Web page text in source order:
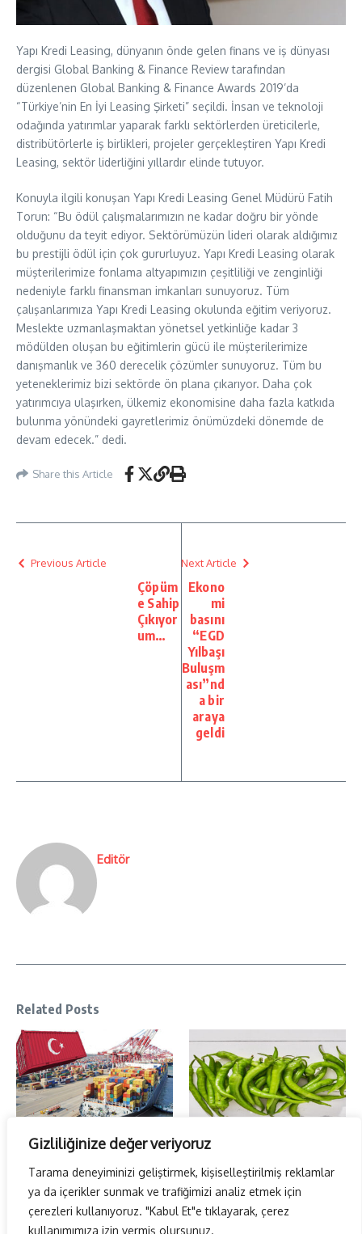
Gizliliğinize değer veriyoruz
Tarama deneyiminizi geliştirmek, kişiselleştirilmiş reklamlar
ya da içerikler sunmak ve trafiğimizi analiz etmek için
çerezleri kullanıyoruz. "Kabul Et"e tıklayarak, çerez
kullanımımıza izin vermiş olursunuz.
Yapı Kredi Leasing, dünyanın önde gelen finans ve iş dünyası
dergisi Global Banking & Finance Review tarafından
düzenlenen Global Banking & Finance Awards 2019’da
“Türkiye’nin En İyi Leasing Şirketi” seçildi. İnsan ve teknoloji
odağında yatırımlar yaparak farklı sektörlerden üreticilerle,
distribütörlerle iş birlikleri, projeler gerçekleştiren Yapı Kredi
Leasing, sektör liderliğini yıllardır elinde tutuyor.
Konuyla ilgili konuşan Yapı Kredi Leasing Genel Müdürü Fatih
Torun: “Bu ödül çalışmalarımızın ne kadar doğru bir yönde
olduğunu da teyit ediyor. Sektörümüzün lideri olarak aldığımız
bu prestijli ödül için çok gururluyuz. Yapı Kredi Leasing olarak
müşterilerimize fonlama altyapımızın çeşitliliği ve zenginliği
nedeniyle farklı finansman imkanları sunuyoruz. Tüm
çalışanlarımıza Yapı Kredi Leasing okulunda eğitim veriyoruz.
Meslekte uzmanlaşmaktan yönetsel yetkinliğe kadar 3
mödülden oluşan bu eğitimlerin gücü ile müşterilerimize
danışmanlık ve 360 derecelik çözümler sunuyoruz. Tüm bu
yeteneklerimiz bizi sektörde ön plana çıkarıyor. Daha çok
yatırımcıya ulaşırken, ülkemiz ekonomisine daha fazla katkıda
bulunma yönündeki gayretlerimiz önümüzdeki dönemde de
devam edecek.” dedi.
Share this Article
Previous Article
Çöpüm
e Sahip
Çıkıyor
um…
Next Article
Ekono
mi
basını
“EGD
Yılbaşı
Buluşm
ası”nd
a bir
araya
geldi
Editör
Related Posts
Temmuz ayı ihracatı belli oldu…
5 Ağustos 2026
Sivri Biber Şampiyonluğunu ilan
2 Ağustos 2026